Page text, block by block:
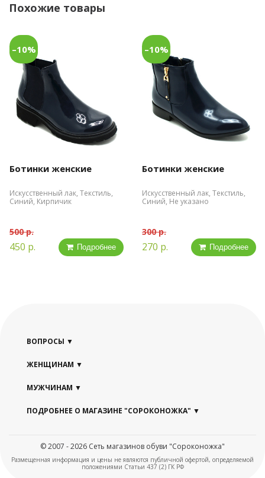
Похожие товары
–10%
Ботинки женские
Искусственный лак, Текстиль,
Синий, Кирпичик
500 р.
450 р. Подробнее
–10%
Ботинки женские
Искусственный лак, Текстиль,
Синий, Не указано
300 р.
270 р. Подробнее
ВОПРОСЫ
ЖЕНЩИНАМ
МУЖЧИНАМ
ПОДРОБНЕЕ О МАГАЗИНЕ "СОРОКОНОЖКА"
© 2007 - 2026 Сеть магазинов обуви "Сороконожка"
Размещенная информация и цены не являются публичной офертой, определяемой
положениями Статьи 437 (2) ГК РФ